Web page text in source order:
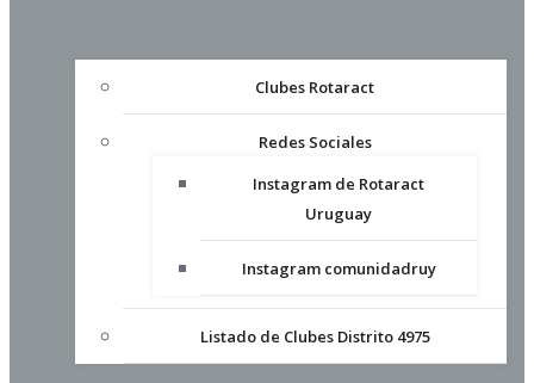
Clubes Rotaract
Redes Sociales
Instagram de Rotaract
Uruguay
Instagram comunidadruy
Listado de Clubes Distrito 4975